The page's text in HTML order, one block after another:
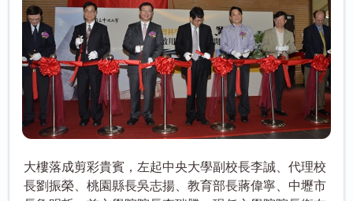
大樓落成剪彩貴賓，左起中央大學副校長李誠、代理校
長劉振榮、桃園縣長吳志揚、教育部長蔣偉寧、中壢市